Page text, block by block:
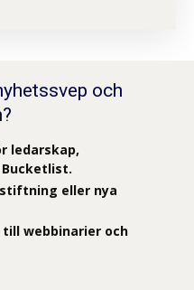
och
ledarskap,
eller nya
till webbinarier och